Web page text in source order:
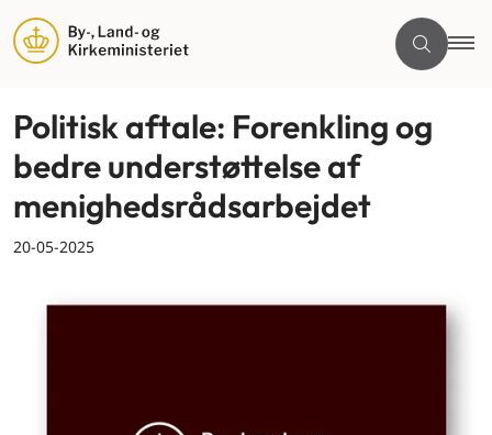
Politisk aftale: Forenkling og
bedre understøttelse af
menighedsrådsarbejdet
20-05-2025